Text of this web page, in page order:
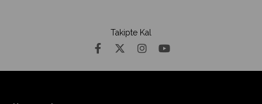
Takipte Kal